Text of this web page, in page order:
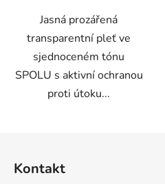
Jasná prozářená
transparentní pleť ve
sjednoceném tónu
SPOLU s aktivní ochranou
proti útoku...
Kontakt